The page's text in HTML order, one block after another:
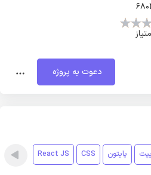
دعوت به پروژه
پایتون CSS
React JS